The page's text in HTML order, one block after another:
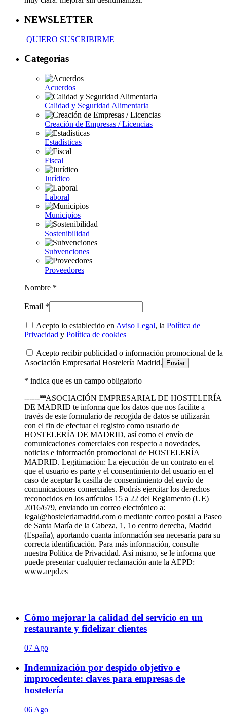
NEWSLETTER
QUIERO SUSCRIBIRME
Categorías
Acuerdos
Calidad y Seguridad Alimentaria
Creación de Empresas / Licencias
Estadísticas
Fiscal
Jurídico
Laboral
Municipios
Sostenibilidad
Subvenciones
Proveedores
Nombre *
Email *
Acepto lo establecido en Aviso Legal, la Política de
Privacidad y Política de cookies
Acepto recibir publicidad o información promocional de la
Asociación Empresarial Hostelería Madrid.
* indica que es un campo obligatorio
------ªªªASOCIACIÓN EMPRESARIAL DE HOSTELERÍA
DE MADRID te informa que los datos que nos facilite a
través de este formulario de recogida de datos se utilizarán
con el fin de efectuar el registro como usuario de
HOSTELERÍA DE MADRID, así como el envío de
comunicaciones comerciales con respecto a novedades,
noticias e información promocional de HOSTELERÍA
MADRID. Legitimación: La ejecución de un contrato en el
que el usuario es parte y el consentimiento del usuario en el
caso de aceptar la casilla de consentimiento del envío de
comunicaciones comerciales. Podrás ejercitar los derechos
reconocidos en los artículos 15 a 22 del Reglamento (UE)
2016/679, enviando un correo electrónico a:
legal@hosteleriamadrid.com o mediante correo postal a Paseo
de Santa María de la Cabeza, 1, 1o centro derecha, Madrid
(España), aportando cuanta información sea necesaria para su
correcta identificación. Para más información, consulte
nuestra Política de Privacidad. Así mismo, se le informa que
puede presentar cualquier reclamación ante la AEPD:
www.aepd.es
Cómo mejorar la calidad del servicio en un
restaurante y fidelizar clientes
07 Ago
Indemnización por despido objetivo e
improcedente: claves para empresas de
hostelería
06 Ago